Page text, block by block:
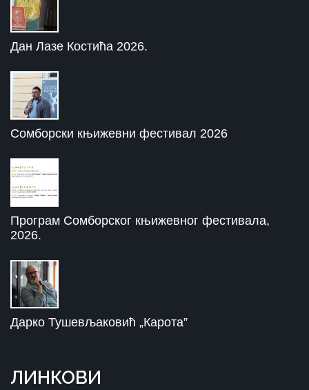
Дан Лазе Костића 2026.
Сомборски књижевни фестивал 2026
Програм Сомборског књижевног фестивала,
2026.
Дарко Тушевљаковић „Карота”
ЛИНКОВИ